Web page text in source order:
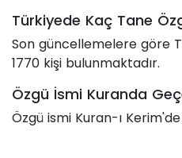
Türkiyede Kaç Tane
Son güncellemelere göre
1770 kişi bulunmaktadır.
Özgü İsmi Kuranda
Özgü ismi Kuran-ı